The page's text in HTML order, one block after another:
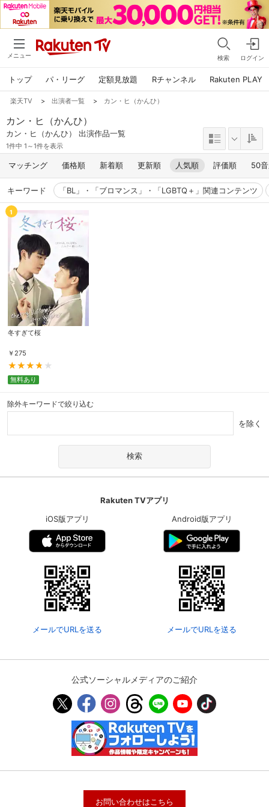
メニュー 検索 ログイン
トップ パ・リーグ 定額見放題 Rチャンネル Rakuten PLAY
楽天TV > 出演者一覧 > カン・ヒ（かんひ）
カン・ヒ（かんひ）
カン・ヒ（かんひ） 出演作品一覧
1件中 1～1件を表示
マッチング 価格順 新着順 更新順 人気順 評価順 50
キーワード 「BL」・「ブロマンス」・「LGBTQ＋」関連コンテンツ
1
冬すぎて桜
￥ 275
無料あり
除外キーワードで絞り込む
を除く
Rakuten TVアプリ
iOS版アプリ
メールでURLを送る
Android版アプリ
メールでURLを送る
公式ソーシャルメディアのご紹介
お問い合わせはこちら